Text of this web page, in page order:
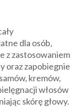
dla osób,
z zastosowaniem
oraz zapobiegnie
kremów,
włosów
skórę głowy.